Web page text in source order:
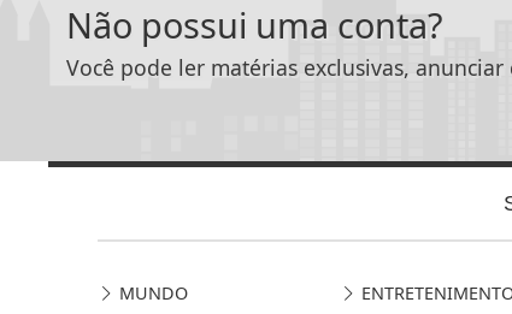
Não possui uma conta?
Você pode ler matérias exclusivas,
MUNDO